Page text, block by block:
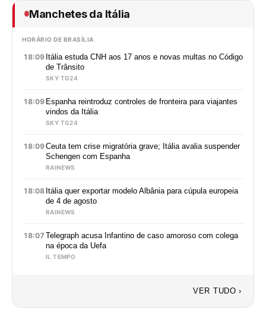
Manchetes da Itália
HORÁRIO DE BRASÍLIA
18:09 Itália estuda CNH aos 17 anos e novas multas no Código
de Trânsito
SKY TG24
18:09 Espanha reintroduz controles de fronteira para viajantes
vindos da Itália
SKY TG24
18:09Ceuta tem crise migratória grave; Itália avalia suspender
Schengen com Espanha
RAINEWS
18:08 Itália quer exportar modelo Albânia para cúpula europeia
de 4 de agosto
RAINEWS
18:07 Telegraph acusa Infantino de caso amoroso com colega
na época da Uefa
IL TEMPO
VER TUDO ›